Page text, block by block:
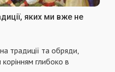
яких ми вже не
традиції та обряди,
глибоко в